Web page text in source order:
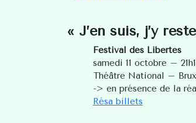
« J’en suis, j’y
Festival des Libertés
samedi 11 octobre –
Théâtre National –
-> en présence de la
Résa billets